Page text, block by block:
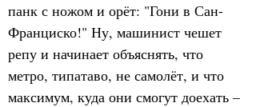
панк с ножом и орёт: "Гони в Сан-
Франциско!" Ну, машинист чешет
репу и начинает объяснять, что
метро, типатаво, не самолёт, и что
максимум, куда они смогут доехать –